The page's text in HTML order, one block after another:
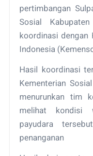
pertimbangan
Sosial
koordinasi dengan
Indonesia
Hasil koordinasi
Kementerian
menurunkan tim
melihat kondisi
payudara
penanganan